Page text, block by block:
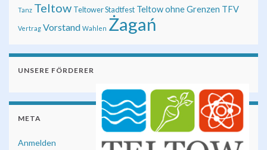
Tanz Teltow Teltower Stadtfest Teltow ohne Grenzen TFV
Vertrag Vorstand Wahlen Żagań
UNSERE FÖRDERER
META
Anmelden